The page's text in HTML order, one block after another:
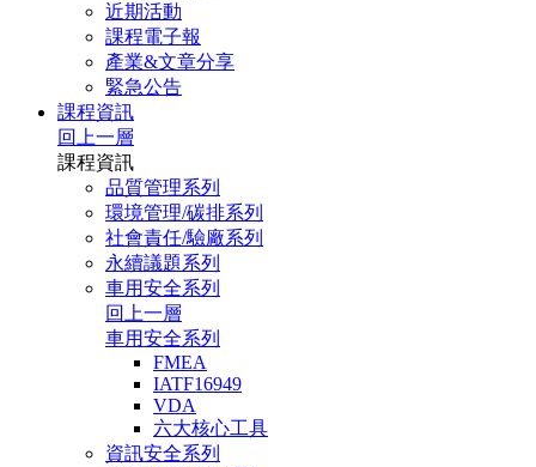
近期活動
課程電子報
產業&文章分享
緊急公告
課程資訊
回上一層
課程資訊
品質管理系列
環境管理/碳排系列
社會責任/驗廠系列
永續議題系列
車用安全系列
回上一層
車用安全系列
FMEA
IATF16949
VDA
六大核心工具
資訊安全系列